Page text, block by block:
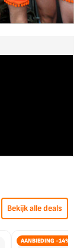
Bekijk alle deals
AANBIEDING -14%